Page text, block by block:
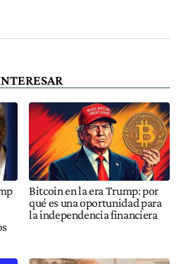
Bitcoin en la era Trump: por
qué es una oportunidad para
la independencia financiera